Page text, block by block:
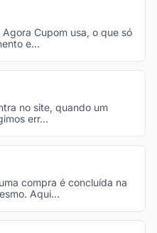
Cupom usa, o que só
e...
no site, quando um
err...
compra é concluída na
Aqui...